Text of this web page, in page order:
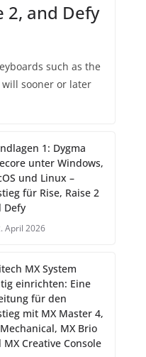
2, and Defy
such as the
will sooner or later
1: Dygma
unter Windows,
und Linux –
für Rise, Raise 2
Defy
April 2026
MX System
einrichten: Eine
für den
mit MX Master 4,
MX Brio
MX Creative Console